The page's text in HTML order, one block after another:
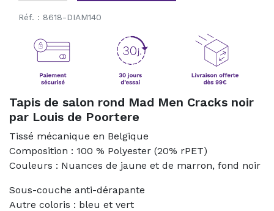
Réf. : 8618-DIAM140
Tapis de salon rond Mad Men Cracks noir
par Louis de Poortere
Tissé mécanique en Belgique
Composition : 100 % Polyester (20% rPET)
Couleurs : Nuances de jaune et de marron, fond noir
Sous-couche anti-dérapante
Autre coloris : bleu et vert